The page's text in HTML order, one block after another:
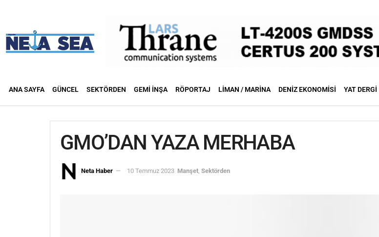
ANA SAYFA GÜNCEL SEKTÖRDEN GEMI İNŞA RÖPORTAJ LIMAN / MARINA DENIZ EKONOMISI YAT DERGI
GMO’DAN YAZA MERHABA
Neta Haber 10 Temmuz 2023 Manşet Sektörden